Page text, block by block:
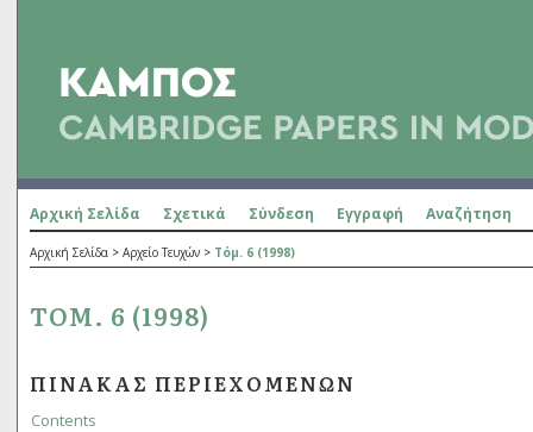
Αρχική Σελίδα Σχετικά Σύνδεση Εγγραφή Αναζήτηση
Αρχική Σελίδα > Αρχείο Τευχών > Τόμ. 6 (1998)
ΤΌΜ. 6 (1998)
ΠΊΝΑΚΑΣ ΠΕΡΙΕΧΟΜΈΝΩΝ
Contents